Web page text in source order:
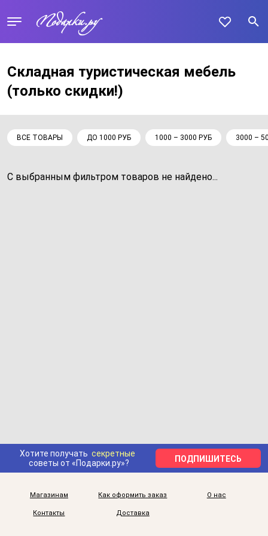
Складная туристическая мебель
(только скидки!)
ВСЕ ТОВАРЫ ДО 1000 РУБ 1000 – 3000 РУБ 3000 –
С выбранным фильтром товаров не найдено...
Хотите получать секретные
советы от «Подарки.ру»?
ПОДПИШИТЕСЬ
Магазинам Как оформить заказ О нас
Контакты Доставка